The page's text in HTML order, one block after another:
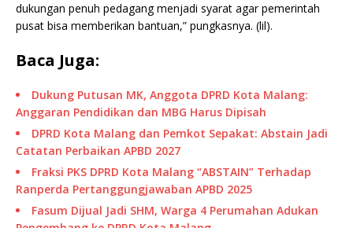
dukungan penuh pedagang menjadi syarat agar pemerintah
pusat bisa memberikan bantuan,” pungkasnya. (lil).
Baca Juga:
Dukung Putusan MK, Anggota DPRD Kota Malang:
Anggaran Pendidikan dan MBG Harus Dipisah
DPRD Kota Malang dan Pemkot Sepakat: Abstain Jadi
Catatan Perbaikan APBD 2027
Fraksi PKS DPRD Kota Malang “ABSTAIN” Terhadap
Ranperda Pertanggungjawaban APBD 2025
Fasum Dijual Jadi SHM, Warga 4 Perumahan Adukan